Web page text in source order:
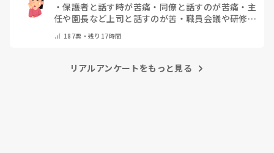
・保護者と話す時が苦痛 ・ 同僚と話すのが苦痛 ・ 主
任や園長など上司と話すのが苦 ・ 職員会議や研修場
面で話すのが苦 ・
他(コメントで教えてください)
187票・残り17時間
リアルアンケートをもっと見る